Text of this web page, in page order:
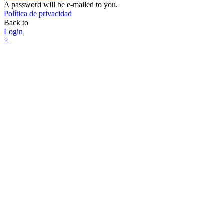
A password will be e-mailed to you.
Política de privacidad
Back to
Login
×